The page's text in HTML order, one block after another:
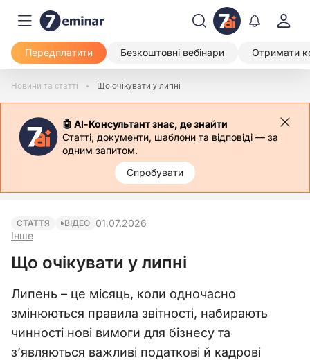
Передплатити Безкоштовні вебінари Отримати
Новини та статті Що очікувати у липні
🤖 АІ-Консультант знає, де знайти
Статті, документи, шаблони та відповіді — за
одним запитом.
Спробувати
СТАТТЯ ВІДЕО
Інше
01.07.2026
Що очікувати у липні
Липень – це місяць, коли одночасно
змінюються правила звітності, набирають
чинності нові вимоги для бізнесу та
з’являються важливі податкові й кадрові